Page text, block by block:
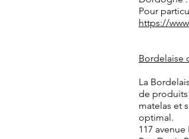
Pour
https://
Bordelaise
La
de produits
matelas et
optimal.
117